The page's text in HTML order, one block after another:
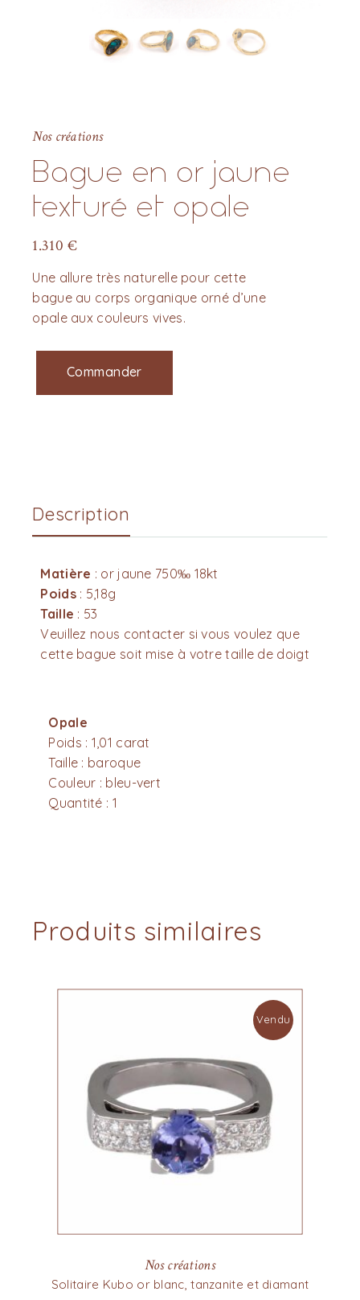
Nos créations
Bague en or jaune
texturé et opale
1.310 €
Une allure très naturelle pour cette
bague au corps organique orné d’une
opale aux couleurs vives.
Commander
Description
Matière : or jaune 750‰ 18kt
Poids: 5,18g
Taille : 53
Veuillez nous contacter si vous voulez que
cette bague soit mise à votre taille de doigt
Opale
Poids : 1,01 carat
Taille : baroque
Couleur : bleu-vert
Quantité : 1
Produits similaires
Vendu
Nos créations
Solitaire Kubo or blanc, tanzanite et diamant